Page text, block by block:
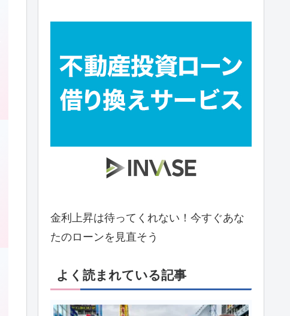
金利上昇は待ってくれない！今すぐあな
たのローンを見直そう
よく読まれている記事